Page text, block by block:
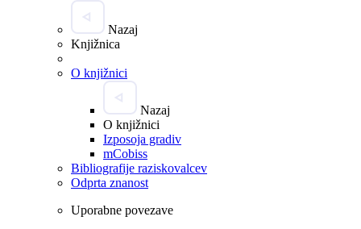
Nazaj
Knjižnica
O knjižnici
Nazaj
O knjižnici
Izposoja gradiv
mCobiss
Bibliografije raziskovalcev
Odprta znanost
Uporabne povezave